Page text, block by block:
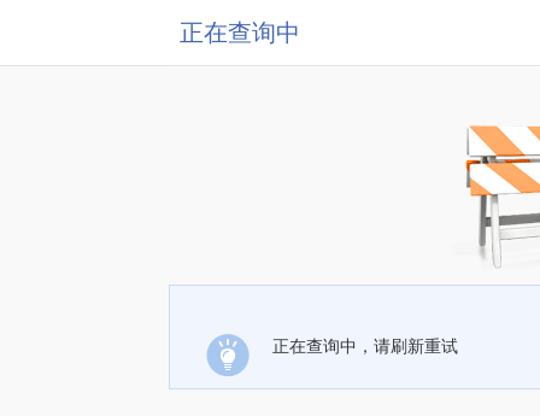
正在查询中
正在查询中，请刷新重试